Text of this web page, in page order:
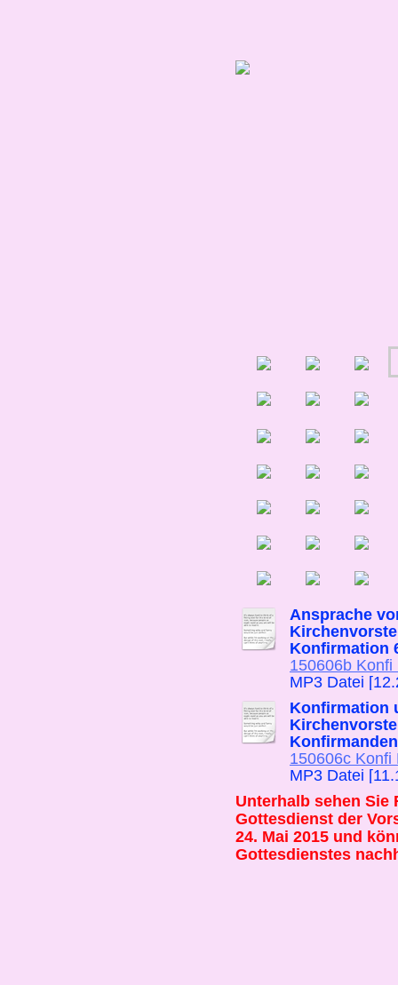
Ansprache
Konfirmation
150606b
MP3 Datei
Konfirmation
Konfirmanden
150606c Konfi
MP3 Datei
Unterhalb sehen Sie
Gottesdienst der
24. Mai 2015 und
Gottesdienstes